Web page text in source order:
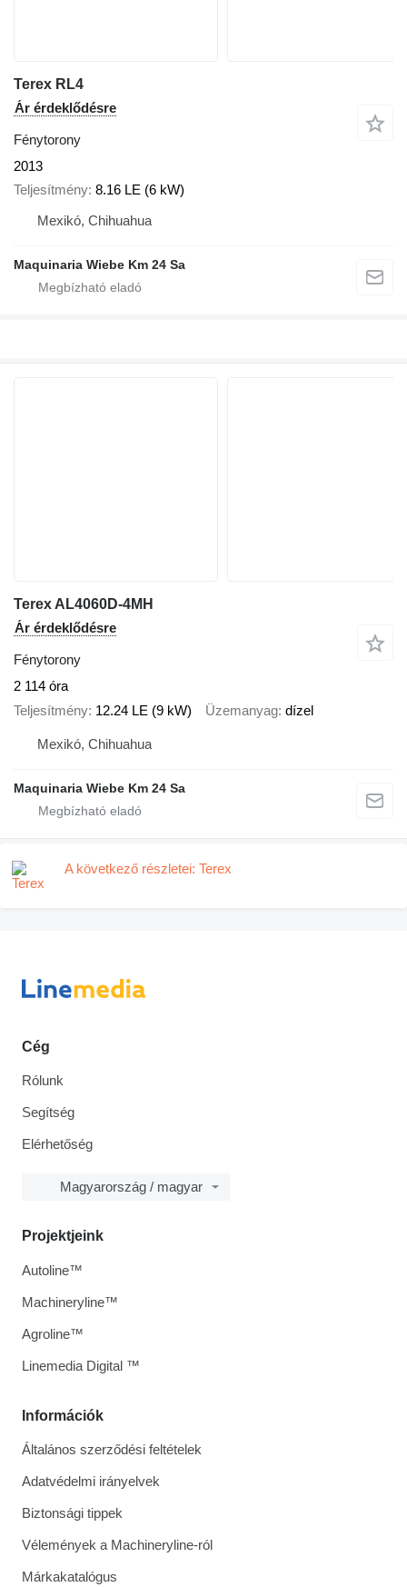
Terex RL4
Ár érdeklődésre
Fénytorony
2013
Teljesítmény 8.16 LE (6 kW)
Mexikó, Chihuahua
Maquinaria Wiebe Km 24 Sa
Terex AL4060D-4MH
Ár érdeklődésre
Fénytorony
2 114 óra
Teljesítmény 12.24 LE (9 kW) Üzemanyag dízel
Mexikó, Chihuahua
Maquinaria Wiebe Km 24 Sa
A következő részletei: Terex
Cég
Rólunk
Segítség
Elérhetőség
Magyarország / magyar
Információk
Általános szerződési feltételek
Adatvédelmi irányelvek
Biztonsági tippek
Vélemények a Machineryline-ról
Márkakatalógus
Projektjeink
Autoline™
Machineryline™
Agroline™
Linemedia Digital ™